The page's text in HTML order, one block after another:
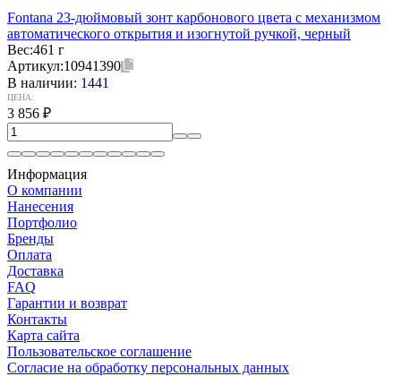
Fontana 23-дюймовый зонт карбонового цвета с механизмом
автоматического открытия и изогнутой ручкой, черный
Вес:461 г
Артикул:10941390
В наличии: 1441
ЦЕНА:
3 856 ₽
Информация
О компании
Нанесения
Портфолио
Бренды
Оплата
Доставка
FAQ
Гарантии и возврат
Контакты
Карта сайта
Пользовательское соглашение
Согласие на обработку персональных данных